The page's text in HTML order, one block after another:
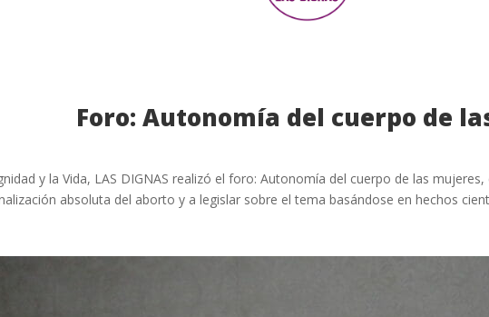
Foro: Autonomía del cuerpo de
y la Vida, LAS DIGNAS realizó el foro: Autonomía del cuerpo de las
absoluta del aborto y a legislar sobre el tema basándose en hechos